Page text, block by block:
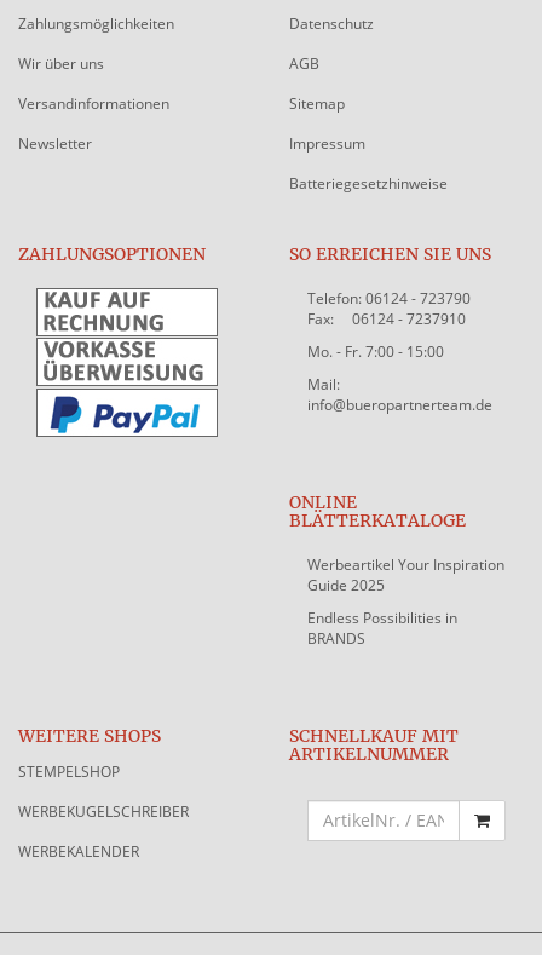
Zahlungsmöglichkeiten
Wir über uns
Versandinformationen
Newsletter
Datenschutz
AGB
Sitemap
Impressum
Batteriegesetzhinweise
ZAHLUNGSOPTIONEN SO ERREICHEN SIE UNS
Telefon: 06124 - 723790
Fax: 06124 - 7237910
Mo. - Fr. 7:00 - 15:00
Mail:
info@bueropartnerteam.de
ONLINE
BLÄTTERKATALOGE
Werbeartikel Your Inspiration
Guide 2025
Endless Possibilities in
BRANDS
WEITERE SHOPS
STEMPELSHOP
WERBEKUGELSCHREIBER
WERBEKALENDER
SCHNELLKAUF MIT
ARTIKELNUMMER